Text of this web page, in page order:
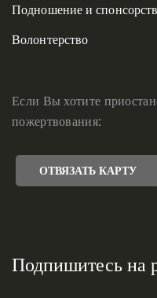
Подношение и
Волонтерство
Если Вы хотите
пожертвования:
ОТВЯЗАТЬ КАРТУ
Подпишитесь на